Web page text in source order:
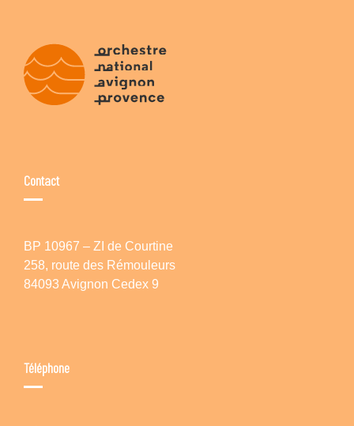
Contact
BP 10967 – ZI de Courtine
258, route des Rémouleurs
84093 Avignon Cedex 9
Téléphone